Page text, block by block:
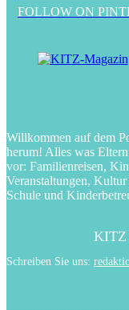
FOLLOW ON
Willkommen auf dem
herum! Alles was
vor: Familienreisen,
Veranstaltungen,
Schule und
KITZ
Schreiben Sie uns: